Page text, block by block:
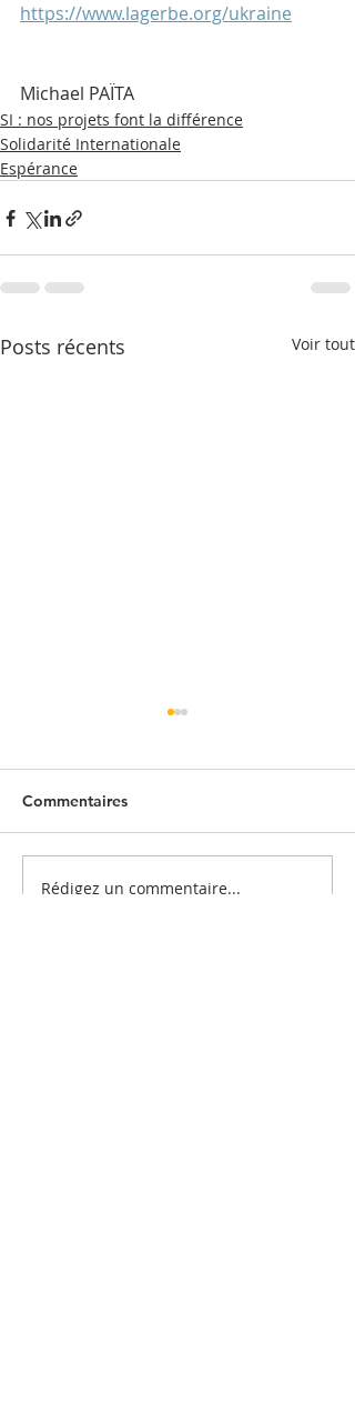
https://www.lagerbe.org/ukraine
Michael PAÏTA
SI : nos projets font la différence
Solidarité Internationale
Espérance
Posts récents Voir tout
Quand l'entrepôt se
Commentaires
Rédigez un commentaire...